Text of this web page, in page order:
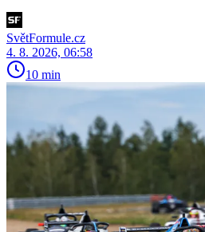
SvětFormule.cz
4. 8. 2026, 06:58
10 min